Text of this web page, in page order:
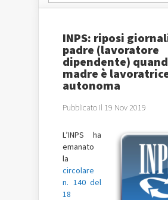
INPS: riposi
padre (lavoratore
dipendente)
madre è
autonoma
Pubblicato il 19 Nov 2019
L’INPS ha
emanato
la
circolare
n. 140 del
18